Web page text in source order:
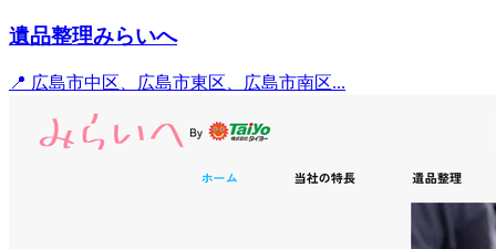
遺品整理みらいへ
📍 広島市中区、広島市東区、広島市南区...